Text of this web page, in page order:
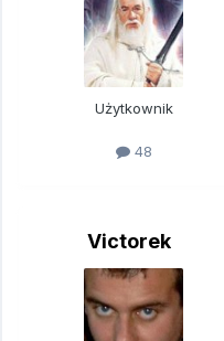
Użytkownik
48
Victorek